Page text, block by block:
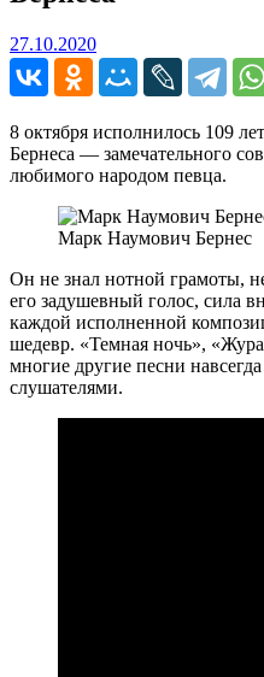
27.10.202027.10.2020
8 октября исполнилось 109
Бернеса — замечательного
любимого народом певца.
Марк Наумович Бернес
Он не знал нотной грамоты,
его задушевный голос, сила
каждой исполненной
шедевр. «Темная ночь»,
многие другие песни
слушателями.